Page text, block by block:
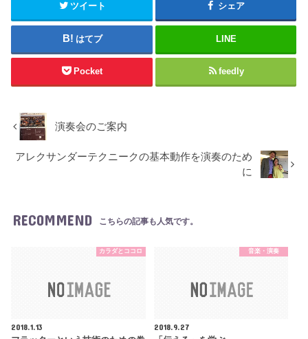
ツイート シェア
はてブ LINE
Pocket feedly
演奏会のご案内
アレクサンダーテクニークの基本動作を演奏のため
に
RECOMMEND こちらの記事も人気です。
カラダとココロ
2018.1.13
音楽・演奏
2018.9.27